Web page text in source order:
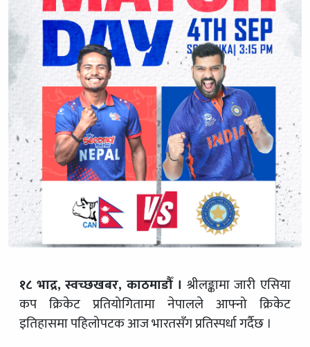
१८ भाद्र, स्वच्छखबर, काठमाडौँ । श्रीलङ्कामा जारी एसिया
कप क्रिकेट प्रतियोगितामा नेपालले आफ्नो क्रिकेट
इतिहासमा पहिलोपटक आज भारतसँग प्रतिस्पर्धा गर्दैछ ।